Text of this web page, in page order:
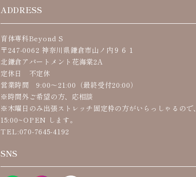
ADDRESS
育体専科Beyond S
〒247-0062 神奈川県鎌倉市山ノ内９６１
北鎌倉アパートメント花海棠2A
定休日 不定休
営業時間 9:00〜21:00（最終受付20:00）
※時間外ご希望の方、応相談
※木曜日のみ出張ストレッチ固定枠の方がいらっしゃるので、
15:00~OPEN します。
TEL:070-7645-4192
SNS